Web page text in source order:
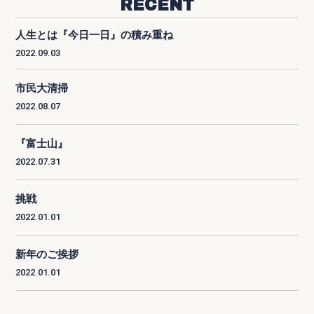
RECENT
人生とは『今日一日』の積み重ね
2022.09.03
市民大清掃
2022.08.07
『富士山』
2022.07.31
挑戦
2022.01.01
新年のご挨拶
2022.01.01